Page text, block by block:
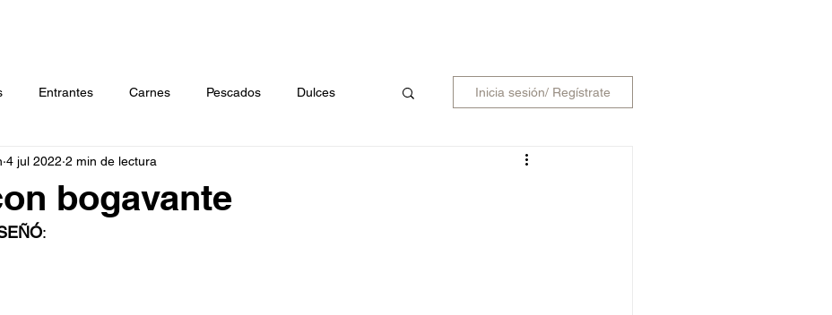
Entrantes Carnes Pescados Dulces
Arroces Huevos
Inicia sesión/ Regístrate
bogavante
4 jul 2022 2 min de lectura
: